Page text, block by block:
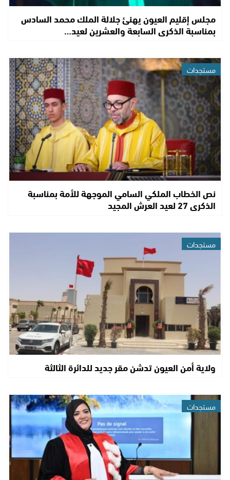
مجلس إقليم العيون يهنئ جلالة الملك محمد السادس
بمناسبة الذكرى السابعة والعشرين لعيد…
مستجدات
نص الخطاب الملكي السامي الموجهة للأمة بمناسبة
الذكرى 27 لعيد العرش المجيد
مستجدات
ولاية أمن العيون تدشن مقر جديد للدائرة الثالثة
مستجدات